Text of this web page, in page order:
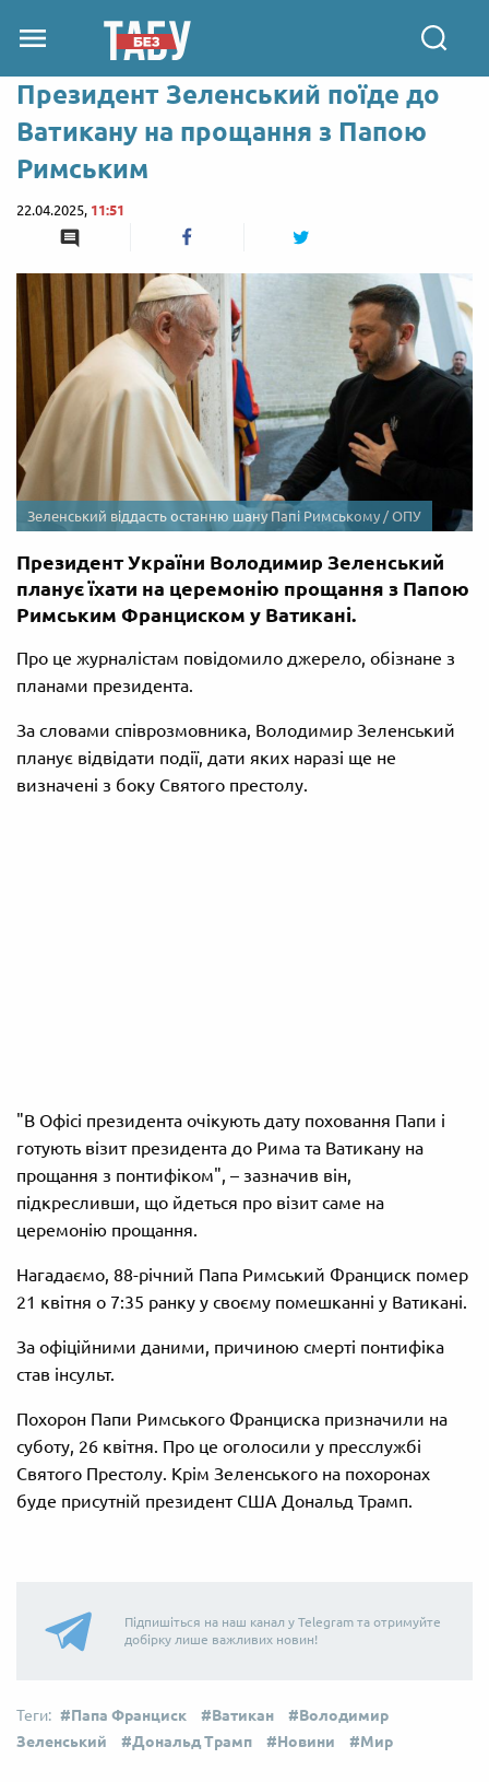
Президент Зеленський поїде до
Ватикану на прощання з Папою
Римським
22.04.2025, 11:51
Зеленський віддасть останню шану Папі Римському / ОПУ
Президент України Володимир Зеленський
планує їхати на церемонію прощання з Папою
Римським Франциском у Ватикані.
Про це журналістам повідомило джерело, обізнане з
планами президента.
За словами співрозмовника, Володимир Зеленський
планує відвідати події, дати яких наразі ще не
визначені з боку Святого престолу.
"В Офісі президента очікують дату поховання Папи і
готують візит президента до Рима та Ватикану на
прощання з понтифіком", – зазначив він,
підкресливши, що йдеться про візит саме на
церемонію прощання.
Нагадаємо, 88-річний Папа Римський Франциск помер
21 квітня о 7:35 ранку у своєму помешканні у Ватикані.
За офіційними даними, причиною смерті понтифіка
став інсульт.
Похорон Папи Римського Франциска призначили на
суботу, 26 квітня. Про це оголосили у пресслужбі
Святого Престолу. Крім Зеленського на похоронах
буде присутній президент США Дональд Трамп.
Підпишіться на наш канал у Telegram та отримуйте
добірку лише важливих новин!
Папа Франциск Ватикан
Володимир
Зеленський
Дональд Трамп Новини Мир